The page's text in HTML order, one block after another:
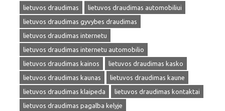
lietuvos draudimas
lietuvos draudimas automobiliui
lietuvos draudimas gyvybes draudimas
lietuvos draudimas internetu
lietuvos draudimas internetu automobilio
lietuvos draudimas kainos
lietuvos draudimas kasko
lietuvos draudimas kaunas
lietuvos draudimas kaune
lietuvos draudimas klaipeda
lietuvos draudimas kontaktai
lietuvos draudimas pagalba kelyje